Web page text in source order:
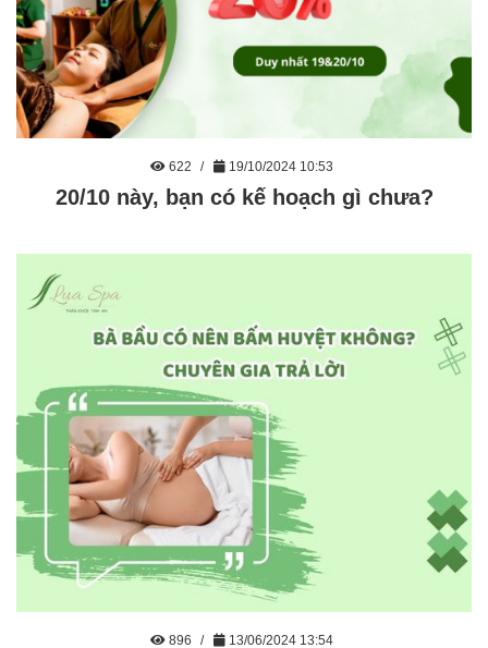
622 19/10/2024 10:53
20/10 này, bạn có kế hoạch gì chưa?
896 13/06/2024 13:54